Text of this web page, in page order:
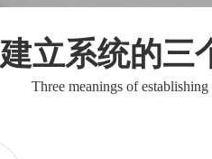
建立系统的三
Three meanings of establishing